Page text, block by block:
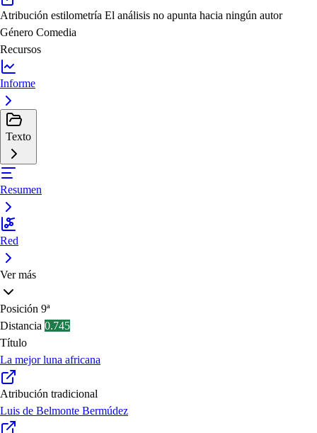
Atribución estilometría El análisis no apunta hacia ningún autor
Género Comedia
Recursos
Informe
Texto
Resumen
Red
Ver más
Posición 9ª
Distancia 0.745
Título
La mejor luna africana
Atribución tradicional
Luis de Belmonte Bermúdez